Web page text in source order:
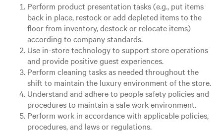
Perform product presentation tasks (e.g., put items
back in place, restock or add depleted items to the
floor from inventory, destock or relocate items)
according to company standards.
Use in-store technology to support store operations
and provide positive guest experiences.
Perform cleaning tasks as needed throughout the
shift to maintain the luxury environment of the store.
Understand and adhere to people safety policies and
procedures to maintain a safe work environment.
Perform work in accordance with applicable policies,
procedures, and laws or regulations.